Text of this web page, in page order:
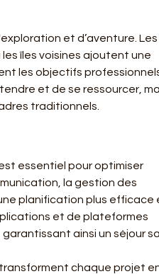
et d’aventure. Les
îles voisines ajoutent une
les objectifs
et de se ressourcer,
traditionnels.
essentiel pour optimiser
la gestion des
planification plus efficace
et de plateformes
ainsi un séjour
chaque projet